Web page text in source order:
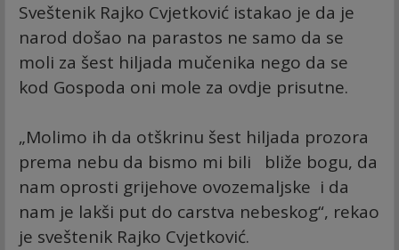
Sveštenik Rajko Cvjetković istakao je da je
narod došao na parastos ne samo da se
moli za šest hiljada mučenika nego da se
kod Gospoda oni mole za ovdje prisutne.
„Molimo ih da otškrinu šest hiljada prozora
prema nebu da bismo mi bili bliže bogu, da
nam oprosti grijehove ovozemaljske i da
nam je lakši put do carstva nebeskog“, rekao
je sveštenik Rajko Cvjetković.